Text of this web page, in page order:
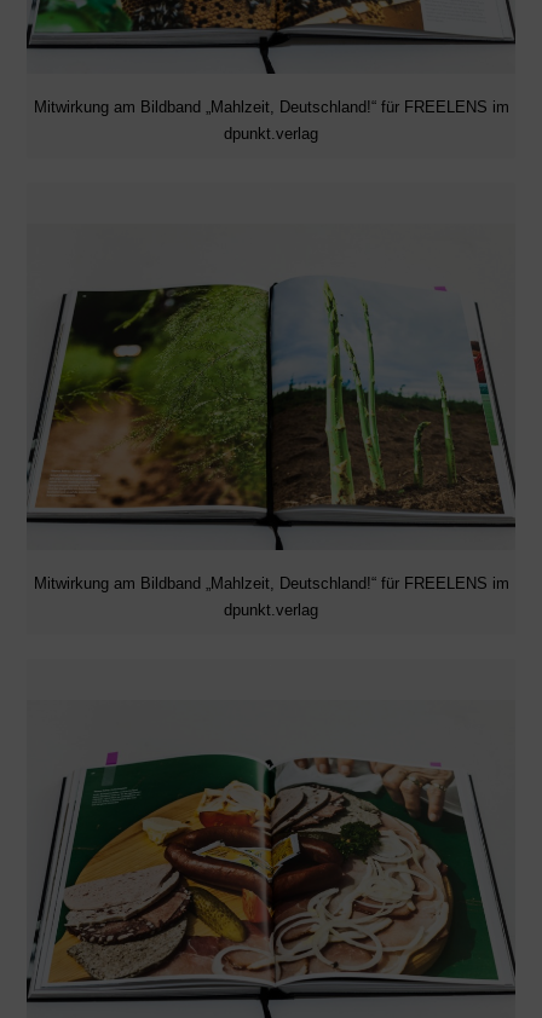
Mitwirkung am Bildband „Mahlzeit, Deutschland!“ für FREELENS im
dpunkt.verlag
Mitwirkung am Bildband „Mahlzeit, Deutschland!“ für FREELENS im
dpunkt.verlag